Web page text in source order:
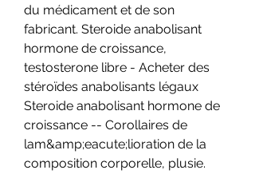
du médicament et de son
fabricant. Steroide anabolisant
hormone de croissance,
testosterone libre - Acheter des
stéroïdes anabolisants légaux
Steroide anabolisant hormone de
croissance -- Corollaires de
lam&amp;eacute;lioration de la
composition corporelle, plusie.